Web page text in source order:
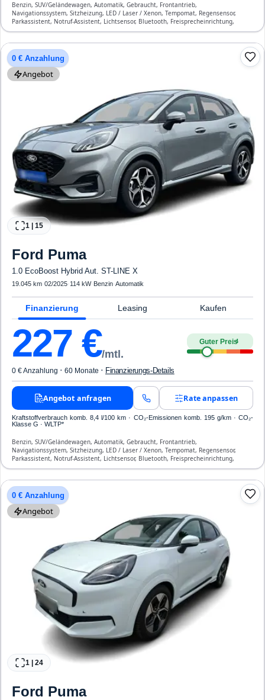
Benzin, SUV/Geländewagen, Automatik, Gebraucht, Frontantrieb,
Navigationssystem, Sitzheizung, LED / Laser / Xenon, Tempomat, Regensensor,
Parkassistent, Notruf-Assistent, Lichtsensor, Bluetooth, Freisprecheinrichtung,
Verkehrszeichen-Erkennung, ESP, ABS, Klimaautomatik, Front-, Seiten- und weitere
0 € Anzahlung
Angebot
1 15
Ford Puma
1.0 EcoBoost Hybrid Aut. ST-LINE X
19.045 km·02/2025· 114 kW· Benzin·Automatik
Finanzierung Leasing Kaufen
227 €/mtl.
Guter Preis4
0 € Anzahlung · 60 Monate · Finanzierungs-Details
Angebot anfragen Rate anpassen
Kraftstoffverbrauch komb. 8,4 l/100 km · CO₂-Emissionen komb. 195 g/km · CO₂-
Klasse G · WLTP*
Benzin, SUV/Geländewagen, Automatik, Gebraucht, Frontantrieb,
Navigationssystem, Sitzheizung, LED / Laser / Xenon, Tempomat, Regensensor,
Parkassistent, Notruf-Assistent, Lichtsensor, Bluetooth, Freisprecheinrichtung,
Verkehrszeichen-Erkennung, ESP, ABS, Klimaautomatik, Front-, Seiten- und weitere
0 € Anzahlung
Angebot
1 24
Ford Puma